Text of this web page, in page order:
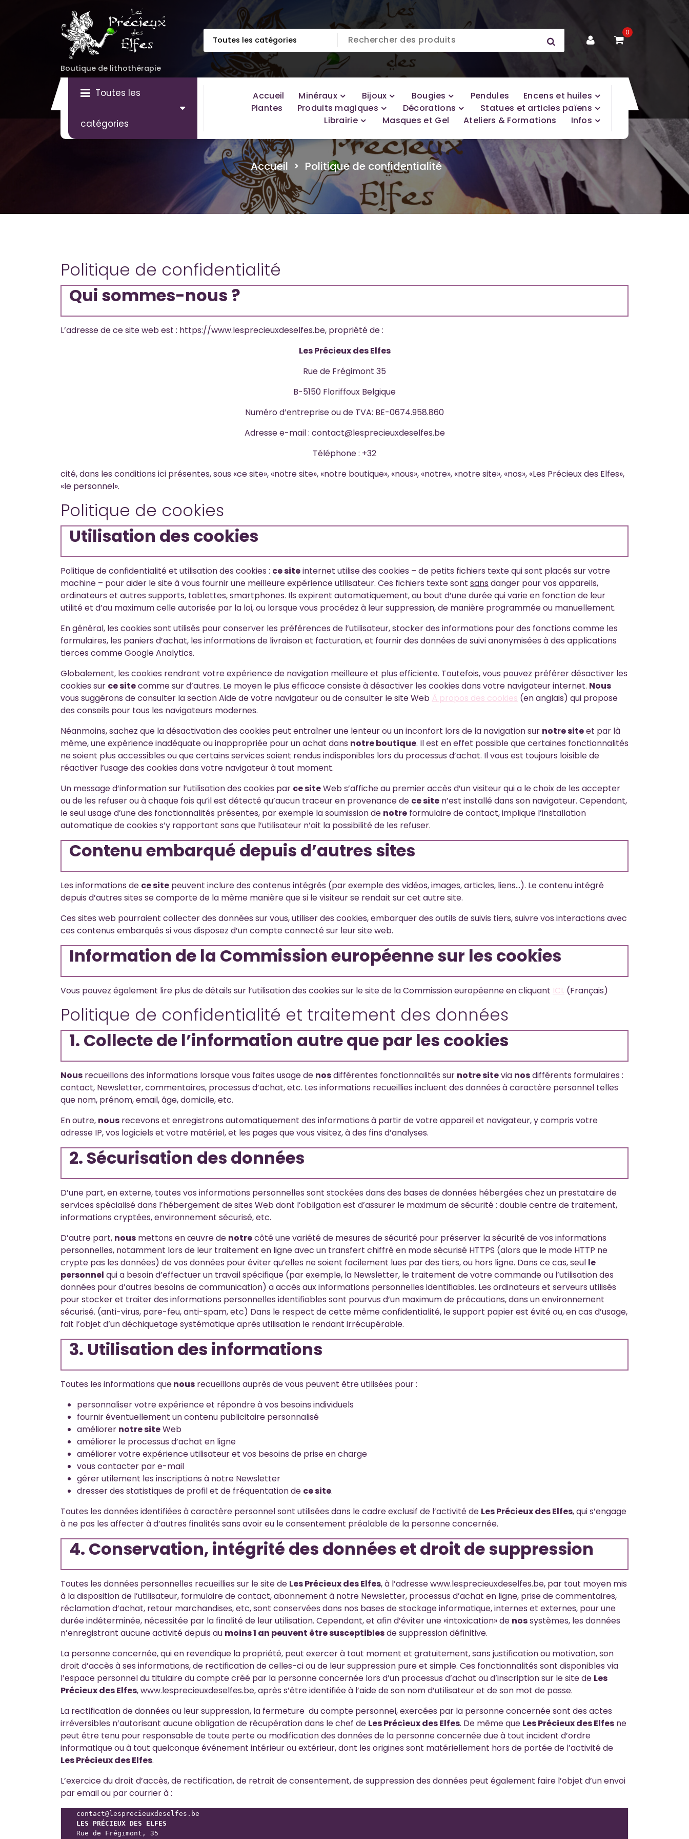
Boutique de lithothérapie
0
Toutes les
catégories
Accueil Minéraux Bijoux Bougies Pendules
Encens et huiles
Plantes
Produits magiques Décorations
Statues et articles païens
Librairie
Masques et Gel Ateliers & Formations Infos
Accueil > Politique de confidentialité
Politique de confidentialité
Qui sommes-nous ?
L’adresse de ce site web est : https://www.lesprecieuxdeselfes.be, propriété de :
Les Précieux des Elfes
Rue de Frégimont 35
B-5150 Floriffoux Belgique
Numéro d’entreprise ou de TVA: BE-0674.958.860
Adresse e-mail : contact@lesprecieuxdeselfes.be
Téléphone : +32
cité, dans les conditions ici présentes, sous «ce site», «notre site», «notre boutique», «nous», «notre», «notre site», «nos», «Les Précieux des Elfes»,
«le personnel».
Politique de cookies
Utilisation des cookies
Politique de confidentialité et utilisation des cookies : ce siteinternet utilise des cookies – de petits fichiers texte qui sont placés sur votre
machine – pour aider le site à vous fournir une meilleure expérience utilisateur. Ces fichiers texte sont sans danger pour vos appareils,
ordinateurs et autres supports, tablettes, smartphones. Ils expirent automatiquement, au bout d’une durée qui varie en fonction de leur
utilité et d’au maximum celle autorisée par la loi, ou lorsque vous procédez à leur suppression, de manière programmée ou manuellement.
En général, les cookies sont utilisés pour conserver les préférences de l’utilisateur, stocker des informations pour des fonctions comme les
formulaires, les paniers d’achat, les informations de livraison et facturation, et fournir des données de suivi anonymisées à des applications
tierces comme Google Analytics.
Globalement, les cookies rendront votre expérience de navigation meilleure et plus efficiente. Toutefois, vous pouvez préférer désactiver les
cookies sur ce sitecomme sur d’autres. Le moyen le plus efficace consiste à désactiver les cookies dans votre navigateur internet. Nous
vous suggérons de consulter la section Aide de votre navigateur ou de consulter le site Web À propos des cookies (en anglais) qui propose
des conseils pour tous les navigateurs modernes.
Néanmoins, sachez que la désactivation des cookies peut entraîner une lenteur ou un inconfort lors de la navigation sur notre siteet par là
même, une expérience inadéquate ou inappropriée pour un achat dans notre boutique. Il est en effet possible que certaines fonctionnalités
ne soient plus accessibles ou que certains services soient rendus indisponibles lors du processus d’achat. Il vous est toujours loisible de
réactiver l’usage des cookies dans votre navigateur à tout moment.
Un message d’information sur l’utilisation des cookies par ce siteWeb s’affiche au premier accès d’un visiteur qui a le choix de les accepter
ou de les refuser ou à chaque fois qu’il est détecté qu’aucun traceur en provenance de ce site n’est installé dans son navigateur. Cependant,
le seul usage d’une des fonctionnalités présentes, par exemple la soumission de notre formulaire de contact, implique l’installation
automatique de cookies s’y rapportant sans que l’utilisateur n’ait la possibilité de les refuser.
Contenu embarqué depuis d’autres sites
Les informations de ce site peuvent inclure des contenus intégrés (par exemple des vidéos, images, articles, liens…). Le contenu intégré
depuis d’autres sites se comporte de la même manière que si le visiteur se rendait sur cet autre site.
Ces sites web pourraient collecter des données sur vous, utiliser des cookies, embarquer des outils de suivis tiers, suivre vos interactions avec
ces contenus embarqués si vous disposez d’un compte connecté sur leur site web.
Information de la Commission européenne sur les cookies
Vous pouvez également lire plus de détails sur l’utilisation des cookies sur le site de la Commission européenne en cliquant ICI. (Français)
Politique de confidentialité et traitement des données
1. Collecte de l’information autre que par les cookies
Nous recueillons des informations lorsque vous faites usage de nosdifférentes fonctionnalités sur notre sitevia nosdifférents formulaires :
contact, Newsletter, commentaires, processus d’achat, etc. Les informations recueillies incluent des données à caractère personnel telles
que nom, prénom, email, âge, domicile, etc.
En outre, nous recevons et enregistrons automatiquement des informations à partir de votre appareil et navigateur, y compris votre
adresse IP, vos logiciels et votre matériel, et les pages que vous visitez, à des fins d’analyses.
2. Sécurisation des données
D’une part, en externe, toutes vos informations personnelles sont stockées dans des bases de données hébergées chez un prestataire de
services spécialisé dans l’hébergement de sites Web dont l’obligation est d’assurer le maximum de sécurité : double centre de traitement,
informations cryptées, environnement sécurisé, etc.
D’autre part, nous mettons en œuvre de notrecôté une variété de mesures de sécurité pour préserver la sécurité de vos informations
personnelles, notamment lors de leur traitement en ligne avec un transfert chiffré en mode sécurisé HTTPS (alors que le mode HTTP ne
crypte pas les données) de vos données pour éviter qu’elles ne soient facilement lues par des tiers, ou hors ligne. Dans ce cas, seul le
personnel qui a besoin d’effectuer un travail spécifique (par exemple, la Newsletter, le traitement de votre commande ou l’utilisation des
données pour d’autres besoins de communication) a accès aux informations personnelles identifiables. Les ordinateurs et serveurs utilisés
pour stocker et traiter des informations personnelles identifiables sont pourvus d’un maximum de précautions, dans un environnement
sécurisé. (anti-virus, pare-feu, anti-spam, etc) Dans le respect de cette même confidentialité, le support papier est évité ou, en cas d’usage,
fait l’objet d’un déchiquetage systématique après utilisation le rendant irrécupérable.
3. Utilisation des informations
Toutes les informations quenous recueillons auprès de vous peuvent être utilisées pour :
personnaliser votre expérience et répondre à vos besoins individuels
fournir éventuellement un contenu publicitaire personnalisé
améliorer notre siteWeb
améliorer le processus d’achat en ligne
améliorer votre expérience utilisateur et vos besoins de prise en charge
vous contacter par e-mail
gérer utilement les inscriptions à notre Newsletter
dresser des statistiques de profil et de fréquentation de ce site.
Toutes les données identifiées à caractère personnel sont utilisées dans le cadre exclusif de l’activité de Les Précieux des Elfes, qui s’engage
à ne pas les affecter à d’autres finalités sans avoir eu le consentement préalable de la personne concernée.
4. Conservation, intégrité des données et droit de suppression
Toutes les données personnelles recueillies sur le site de Les Précieux des Elfes, à l’adresse www.lesprecieuxdeselfes.be, par tout moyen mis
à la disposition de l’utilisateur, formulaire de contact, abonnement à notre Newsletter, processus d’achat en ligne, prise de commentaires,
réclamation d’achat, retour marchandises, etc, sont conservées dans nos bases de stockage informatique, internes et externes, pour une
durée indéterminée, nécessitée par la finalité de leur utilisation. Cependant, et afin d’éviter une «intoxication» de nossystèmes, les données
n’enregistrant aucune activité depuis au moins 1 an peuvent être susceptiblesde suppression définitive.
La personne concernée, qui en revendique la propriété, peut exercer à tout moment et gratuitement, sans justification ou motivation, son
droit d’accès à ses informations, de rectification de celles-ci ou de leur suppression pure et simple. Ces fonctionnalités sont disponibles via
l’espace personnel du titulaire du compte créé par la personne concernée lors d’un processus d’achat ou d’inscription sur le site de Les
Précieux des Elfes, www.lesprecieuxdeselfes.be, après s’être identifiée à l’aide de son nom d’utilisateur et de son mot de passe.
La rectification de données ou leur suppression, la fermeture du compte personnel, exercées par la personne concernée sont des actes
irréversibles n’autorisant aucune obligation de récupération dans le chef de Les Précieux des Elfes. De même que Les Précieux des Elfes ne
peut être tenu pour responsable de toute perte ou modification des données de la personne concernée due à tout incident d’ordre
informatique ou à tout quelconque événement intérieur ou extérieur, dont les origines sont matériellement hors de portée de l’activité de
Les Précieux des Elfes.
L’exercice du droit d’accès, de rectification, de retrait de consentement, de suppression des données peut également faire l’objet d’un envoi
par email ou par courrier à :
LES PRÉCIEUX DES ELFES
Rue de Frégimont, 35